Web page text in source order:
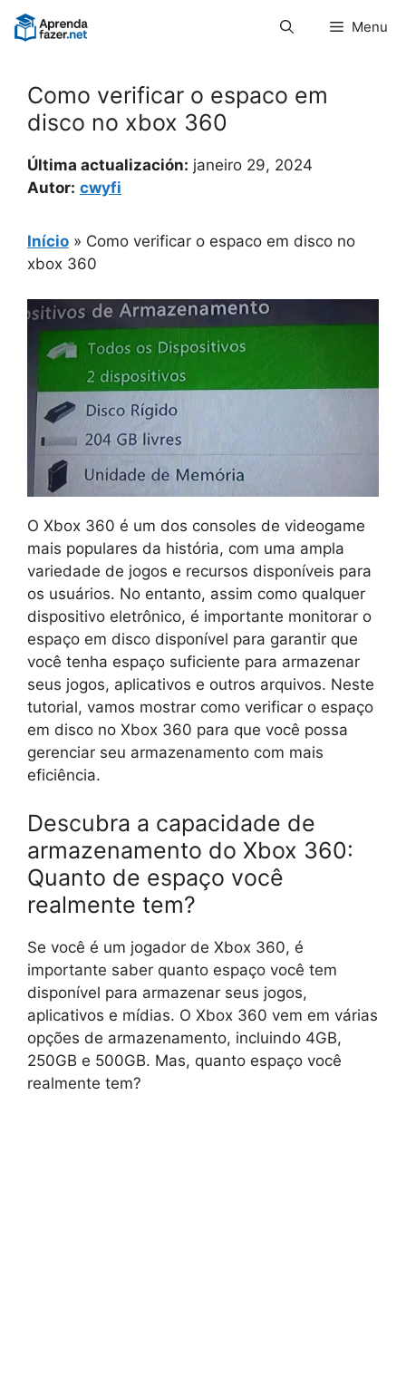
Pular
para
Menu
Como verificar o espaco em
disco no xbox 360
Última actualización: janeiro 29, 2024
Autor: cwyfi
Início » Como verificar o espaco em disco no
xbox 360
O Xbox 360 é um dos consoles de videogame
mais populares da história, com uma ampla
variedade de jogos e recursos disponíveis para
os usuários. No entanto, assim como qualquer
dispositivo eletrônico, é importante monitorar o
espaço em disco disponível para garantir que
você tenha espaço suficiente para armazenar
seus jogos, aplicativos e outros arquivos. Neste
tutorial, vamos mostrar como verificar o espaço
em disco no Xbox 360 para que você possa
gerenciar seu armazenamento com mais
eficiência.
Descubra a capacidade de
armazenamento do Xbox 360:
Quanto de espaço você
realmente tem?
Se você é um jogador de Xbox 360, é
importante saber quanto espaço você tem
disponível para armazenar seus jogos,
aplicativos e mídias. O Xbox 360 vem em várias
opções de armazenamento, incluindo 4GB,
250GB e 500GB. Mas, quanto espaço você
realmente tem?